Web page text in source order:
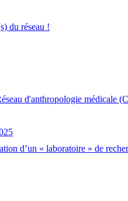
du réseau !
d'anthropologie médicale
d’un « laboratoire » de